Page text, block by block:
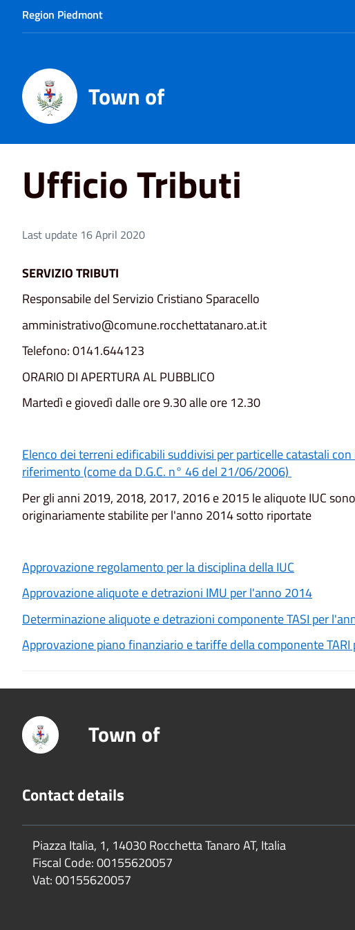
Region Piedmont
Town of
Home Ufficio Tributi
Ufficio Tributi
Last update 16 April 2020
SERVIZIO TRIBUTI
Responsabile del Servizio Cristiano Sparacello
amministrativo@comune.rocchettatanaro.at.it
Telefono: 0141.644123
ORARIO DI APERTURA AL PUBBLICO
Martedì e giovedì dalle ore 9.30 alle ore 12.30
Elenco dei terreni edificabili suddivisi per particelle catastali
riferimento (come da D.G.C. n° 46 del 21/06/2006)
Per gli anni 2019, 2018, 2017, 2016 e 2015 le aliquote IUC
originariamente stabilite per l'anno 2014 sotto riportate
Approvazione regolamento per la disciplina della IUC
Approvazione aliquote e detrazioni IMU per l'anno 2014
Determinazione aliquote e detrazioni componente TASI per
Approvazione piano finanziario e tariffe della componente
Town of
Contact details
Piazza Italia, 1, 14030 Rocchetta Tanaro AT, Italia
Fiscal Code:00155620057
Vat:00155620057